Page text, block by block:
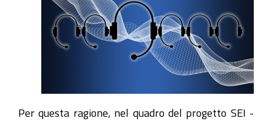
Per questa ragione, nel quadro del progetto SEI -